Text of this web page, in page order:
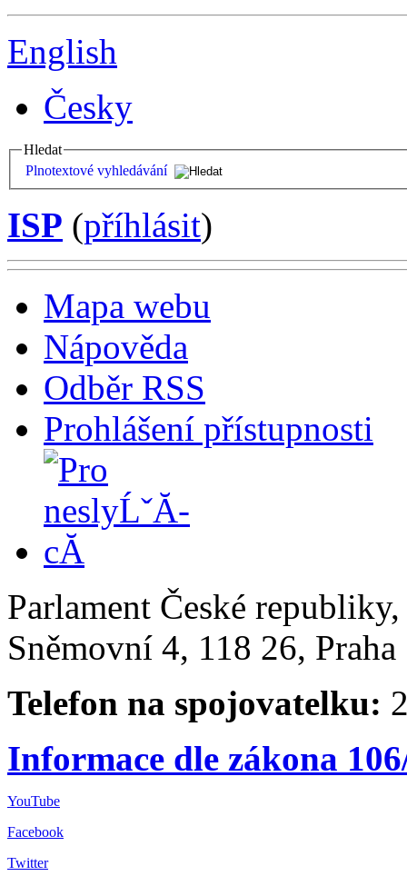
English
Česky
Hledat
Plnotextové vyhledávání
ISP (příhlásit)
Mapa webu
Nápověda
Odběr RSS
Prohlášení přístupnosti
Parlament České
Sněmovní 4, 118 26,
Telefon na spojovatelku:
Informace dle zákona
YouTube
Facebook
Twitter